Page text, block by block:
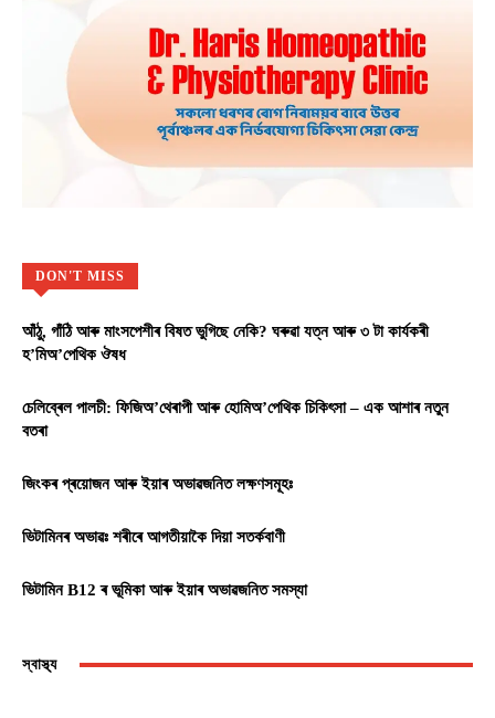
DON'T MISS
আঁঠু, গাঁঠি আৰু মাংসপেশীৰ বিষত ভুগিছে নেকি? ঘৰুৱা যত্ন আৰু ৩ টা কাৰ্যকৰী
হ’মিঅ’পেথিক ঔষধ
চেলিব্ৰেল পালচী: ফিজিঅ’থেৰাপী আৰু হোমিঅ’পেথিক চিকিৎসা – এক আশাৰ নতুন
বতৰা
জিংকৰ প্ৰয়োজন আৰু ইয়াৰ অভাৱজনিত লক্ষণসমূহঃ
ভিটামিনৰ অভাৱঃ শৰীৰে আগতীয়াকৈ দিয়া সতৰ্কবাণী
ভিটামিন B12 ৰ ভূমিকা আৰু ইয়াৰ অভাৱজনিত সমস্যা
স্বাস্থ্য